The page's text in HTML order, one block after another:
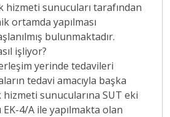
hizmeti sunucuları tarafından
ortamda yapılması
bulunmaktadır.
işliyor?
yerinde tedavileri
tedavi amacıyla başka
sunucularına SUT eki
4/A ile yapılmakta olan